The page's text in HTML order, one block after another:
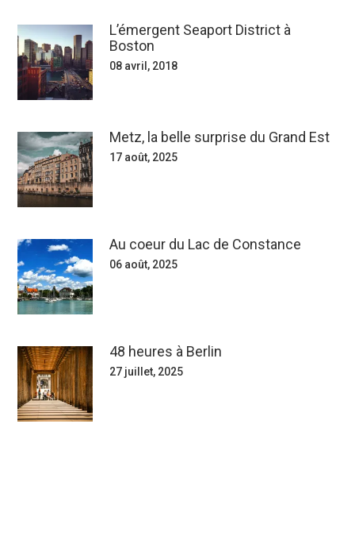
L’émergent Seaport District à
Boston
08 avril, 2018
Metz, la belle surprise du Grand Est
17 août, 2025
Au coeur du Lac de Constance
06 août, 2025
48 heures à Berlin
27 juillet, 2025